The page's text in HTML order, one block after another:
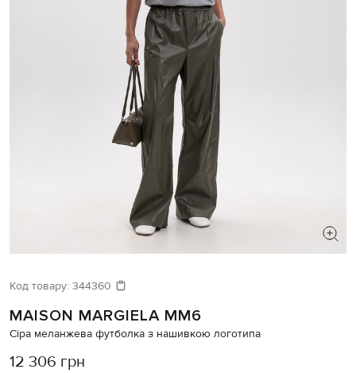
Давайте підберемо щось ще
Схожі товари
Код товару: 344360
MAISON MARGIELA MM6
Сіра меланжева футболка з нашивкою логотипа
12 306 грн